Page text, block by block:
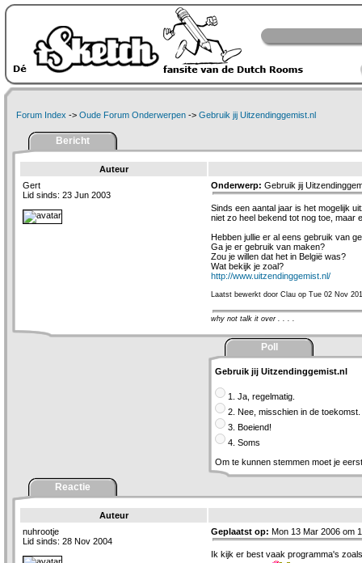
Forum Index -> Oude Forum Onderwerpen -> Gebruik jij Uitzendinggemist.nl
Bericht
Auteur
Gert
Lid sinds: 23 Jun 2003
Onderwerp: Gebruik jij
Sinds een aantal jaar is het mogelijk
niet zo heel bekend tot nog toe, maar
Hebben jullie er al eens gebruik van
Ga je er gebruik van maken?
Zou je willen dat het in België was?
Wat bekijk je zoal?
http://www.uitzendinggemist.nl/
Laatst bewerkt door Clau op Tue 02 Nov
why not talk it over . . . .
Poll
Gebruik jij Uitzendinggemist.nl
1. Ja, regelmatig.
2. Nee, misschien in de toekomst.
3. Boeiend!
4. Soms
Om te kunnen stemmen moet je
Reactie
Auteur
nuhrootje
Lid sinds: 28 Nov 2004
Geplaatst op: Mon 13 Mar 2006 om
Ik kijk er best vaak programma's